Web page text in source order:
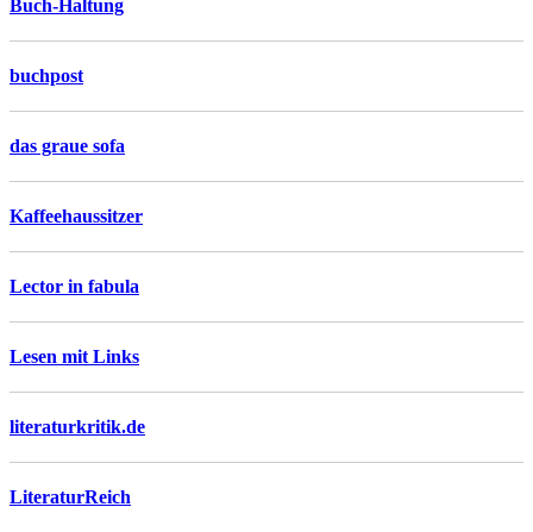
Buch-Haltung
buchpost
das graue sofa
Kaffeehaussitzer
Lector in fabula
Lesen mit Links
literaturkritik.de
LiteraturReich